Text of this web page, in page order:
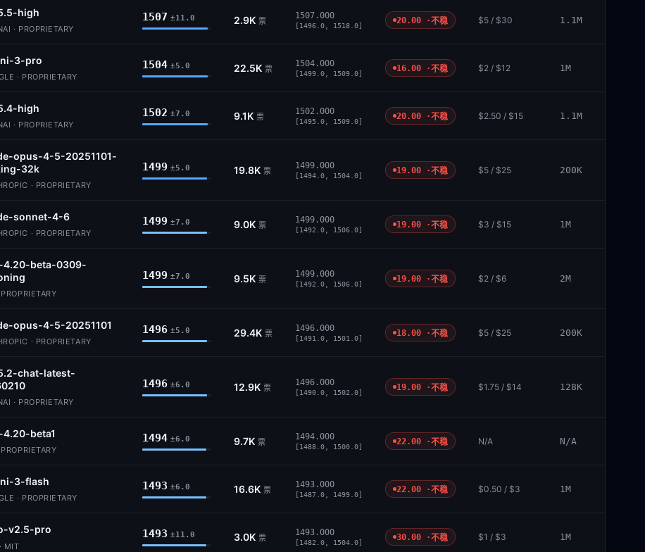
high
· PROPRIETARY
1507 ±11.0 2.9K 票
1507.000
[1496.0, 1518.0]
20.00 ·不稳 $5 / $30 1.1M
3-pro
· PROPRIETARY
1504 ±5.0 22.5K 票
1504.000
[1499.0, 1509.0]
16.00 ·不稳 $2 / $12 1M
high
· PROPRIETARY
1502 ±7.0 9.1K 票
1502.000
[1495.0, 1509.0]
20.00 ·不稳 $2.50 / $15 1.1M
opus-4-5-20251101-
32k
· PROPRIETARY
1499 ±5.0 19.8K 票
1499.000
[1494.0, 1504.0]
19.00 ·不稳 $5 / $25 200K
sonnet-4-6
· PROPRIETARY
1499 ±7.0 9.0K 票
1499.000
[1492.0, 1506.0]
19.00 ·不稳 $3 / $15 1M
4.20-beta-0309-
1499 ±7.0 9.5K 票
1499.000
[1492.0, 1506.0]
19.00 ·不稳 $2 / $6 2M
opus-4-5-20251101
· PROPRIETARY
1496 ±5.0 29.4K 票
1496.000
[1491.0, 1501.0]
18.00 ·不稳 $5 / $25 200K
chat-latest-
· PROPRIETARY
1496 ±6.0 12.9K 票
1496.000
[1490.0, 1502.0]
19.00 ·不稳 $1.75 / $14 128K
beta1 1494 ±6.0 9.7K 票
1494.000
[1488.0, 1500.0]
22.00 ·不稳 N/A N/A
3-flash
· PROPRIETARY
1493 ±6.0 16.6K 票
1493.000
[1487.0, 1499.0]
22.00 ·不稳 $0.50 / $3 1M
v2.5-pro
MIT
1493 ±11.0 3.0K 票
1493.000
[1482.0, 1504.0]
30.00 ·不稳 $1 / $3 1M